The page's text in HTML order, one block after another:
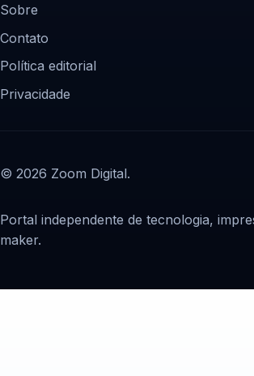
Sobre
Contato
Política editorial
Privacidade
© 2026 Zoom Digital.
Portal independente de tecnologia,
maker.